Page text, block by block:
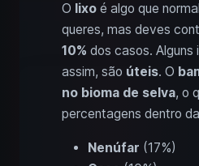
O lixo é algo que
queres, mas deves
10% dos casos. Alguns
assim, são úteis. O
no bioma de selva, o
percentagens dentro
Nenúfar (17%)